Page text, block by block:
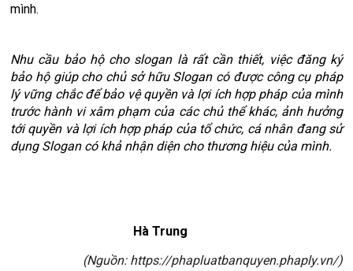
mình.
Nhu cầu bảo hộ cho slogan là rất cần thiết, việc đăng ký
bảo hộ giúp cho chủ sở hữu Slogan có được công cụ pháp
lý vững chắc để bảo vệ quyền và lợi ích hợp pháp của mình
trước hành vi xâm phạm của các chủ thể khác, ảnh hưởng
tới quyền và lợi ích hợp pháp của tổ chức, cá nhân đang sử
dụng Slogan có khả nhận diện cho thương hiệu của mình.
Hà Trung
(Nguồn: https://phapluatbanquyen.phaply.vn/)